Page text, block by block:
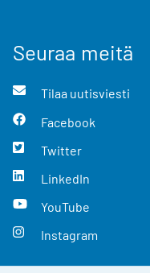
Seuraa meitä
Tilaa uutisviesti
Facebook
Twitter
LinkedIn
YouTube
Instagram